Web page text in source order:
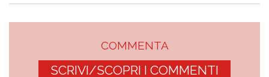
COMMENTA
SCRIVI/SCOPRI I COMMENTI